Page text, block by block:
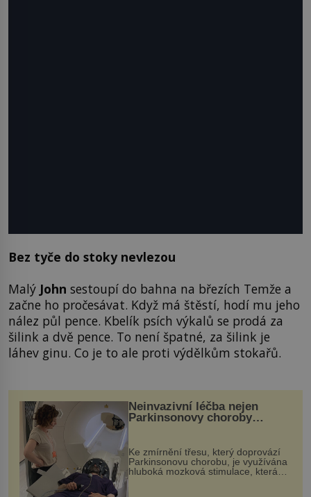
Bez tyče do stoky nevlezou
Malý John sestoupí do bahna na březích Temže a
začne ho pročesávat. Když má štěstí, hodí mu jeho
nález půl pence. Kbelík psích výkalů se prodá za
šilink a dvě pence. To není špatné, za šilink je
láhev ginu. Co je to ale proti výdělkům stokařů.
Neinvazivní léčba nejen
Parkinsonovy choroby
Ke zmírnění třesu, který doprovází
Parkinsonovu chorobu, je využívána
hluboká mozková stimulace, která
však vyžaduje vysoce invazivní